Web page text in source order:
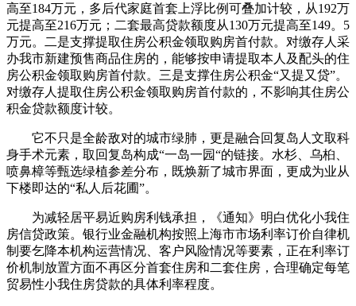
高至184万元，多后代家庭首套上浮比例可叠加计较，从192万
元提高至216万元；二套最高贷款额度从130万元提高至149。5
万元。二是支撑提取住房公积金领取购房首付款。对缴存人采
办我市新建预售商品住房的，能够按申请提取本人及配头的住
房公积金领取购房首付款。三是支撑住房公积金“又提又贷”。
对缴存人提取住房公积金领取购房首付款的，不影响其住房公
积金贷款额度计较。
它不只是全龄敌对的城市绿肺，更是融合回复岛人文取科
身手术元素，取回复岛构成“一岛一园“的链接。水杉、乌桕、
喷鼻樟等甄选绿植参差分布，既焕新了城市界面，更成为业从
下楼即达的“私人后花圃”。
为减轻居平易近购房利钱承担，《通知》明白优化小我住
房信贷政策。银行业金融机构按照上海市市场利率订价自律机
制要乞降本机构运营情况、客户风险情况等要素，正在利率订
价机制放置方面不再区分首套住房和二套住房，合理确定每笔
贸易性小我住房贷款的具体利率程度。